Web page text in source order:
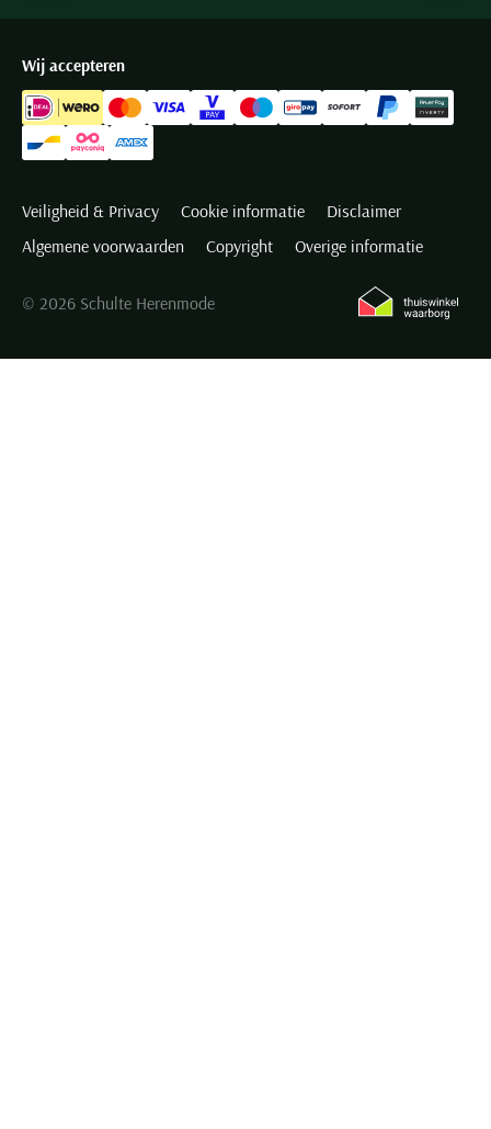
Wij accepteren
Veiligheid & Privacy Cookie informatie
Disclaimer
Algemene voorwaarden
Copyright Overige informatie
© 2026 Schulte Herenmode